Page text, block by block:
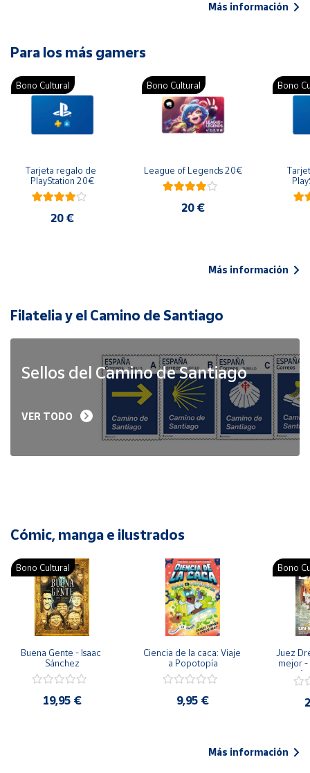
Más información
Para los más gamers
Bono Cultural
Tarjeta regalo de
PlayStation 20€
20 €
Bono Cultural
League of Legends 20€
20 €
Bono
Más información
Filatelia y el Camino de Santiago
Sellos del Camino de Santiago
VER TODO
Cómic, manga e ilustrados
Bono Cultural
Buena Gente - Isaac
Sánchez
19,95 €
Ciencia de la caca: Viaje
a Popotopía
9,95 €
Bono
Juez
mejor -
Más información